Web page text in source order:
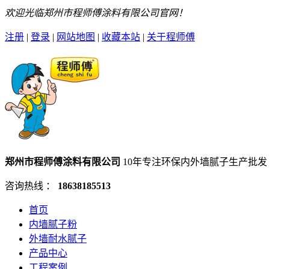
欢迎光临郑州市程师傅涂料有限公司官网！
注册 | 登录 | 网站地图 | 收藏本站 | 关于程师傅
郑州市程师傅涂料有限公司 10年专注环保内外墙腻子生产批发
咨询热线 ： 18638185513
首页
内墙腻子粉
外墙耐水腻子
产品中心